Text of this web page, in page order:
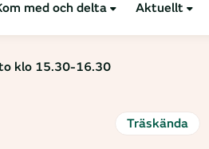
med och delta Aktuellt
klo 15.30-16.30
Träskända